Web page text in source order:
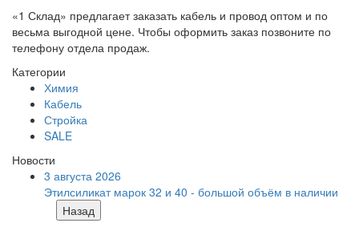
«1 Склад» предлагает заказать кабель и провод оптом и по
весьма выгодной цене. Чтобы оформить заказ позвоните по
телефону отдела продаж.
Категории
Химия
Кабель
Стройка
SALE
Новости
3 августа 2026
Этилсиликат марок 32 и 40 - большой объём в наличии
Назад